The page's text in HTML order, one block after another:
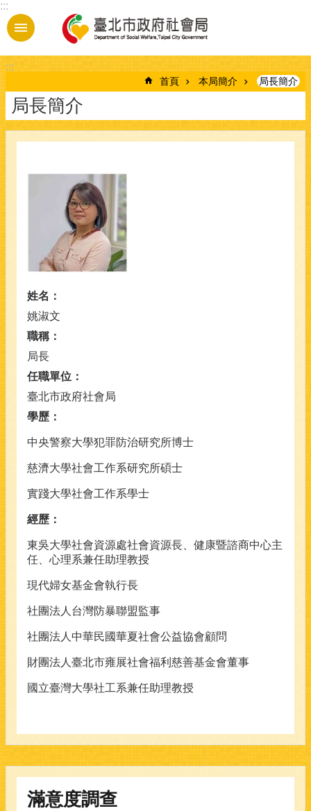
跳到主要內容區塊
:::
:::
首頁 本局簡介 局長簡介
局長簡介
姓名：
姚淑文
職稱：
局長
任職單位：
臺北市政府社會局
學歷：
中央警察大學犯罪防治研究所博士
慈濟大學社會工作系研究所碩士
實踐大學社會工作系學士
經歷：
東吳大學社會資源處社會資源長、健康暨諮商中心主
任、心理系兼任助理教授
現代婦女基金會執行長
社團法人台灣防暴聯盟監事
社團法人中華民國華夏社會公益協會顧問
財團法人臺北市雍展社會福利慈善基金會董事
國立臺灣大學社工系兼任助理教授
滿意度調查